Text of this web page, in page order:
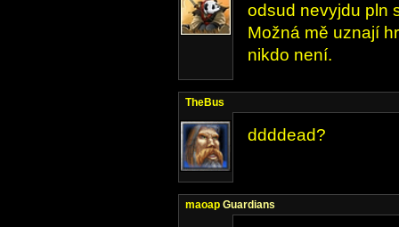
odsud nevyjdu pln
Možná mě uznají
nikdo není.
TheBus
ddddead?
maoap Guardians